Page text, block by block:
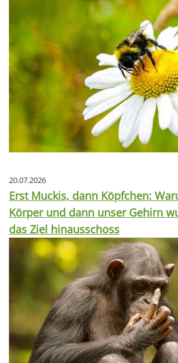
20.07.2026
Erst Muckis, dann Köpfchen:
Körper und dann unser Gehirn
das Ziel hinausschoss